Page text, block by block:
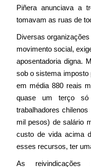
Piñera anunciava a
tomavam as ruas de
Diversas
movimento social,
aposentadoria digna.
sob o sistema imposto
em média 880 reais
quase um terço
trabalhadores
mil pesos) de salário
custo de vida acima
esses recursos, ter
As reivindicações